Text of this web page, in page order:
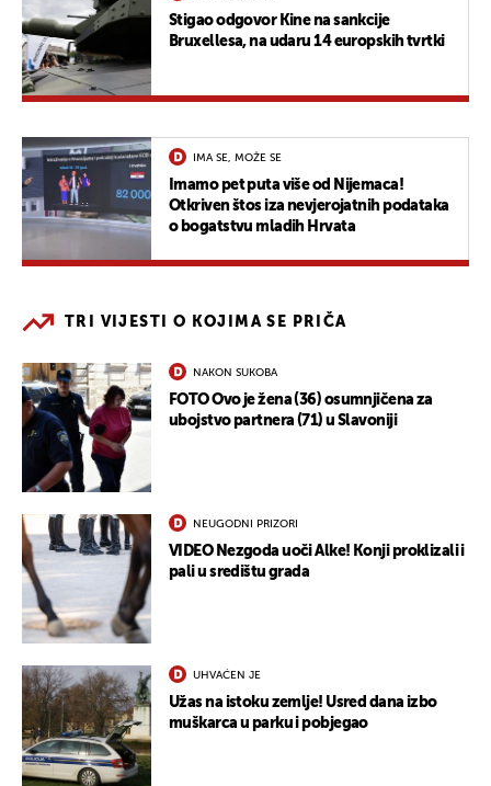
Stigao odgovor Kine na sankcije
Bruxellesa, na udaru 14 europskih tvrtki
IMA SE, MOŽE SE
Imamo pet puta više od Nijemaca!
Otkriven štos iza nevjerojatnih podataka
o bogatstvu mladih Hrvata
TRI VIJESTI O KOJIMA SE PRIČA
NAKON SUKOBA
FOTO Ovo je žena (36) osumnjičena za
ubojstvo partnera (71) u Slavoniji
NEUGODNI PRIZORI
VIDEO Nezgoda uoči Alke! Konji proklizali i
pali u središtu grada
UHVAĆEN JE
Užas na istoku zemlje! Usred dana izbo
muškarca u parku i pobjegao